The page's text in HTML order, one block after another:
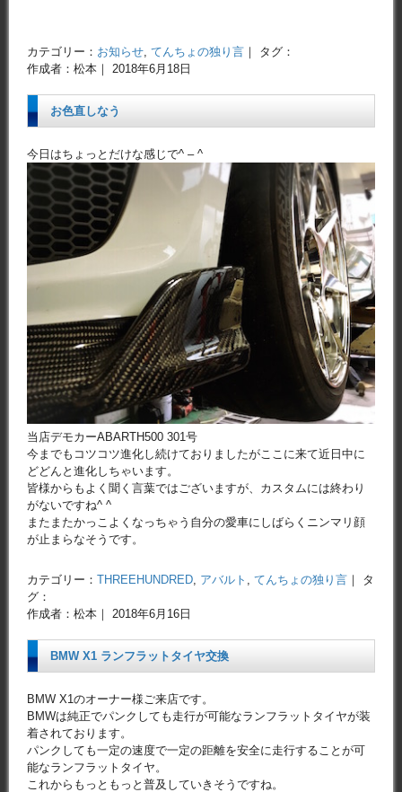
カテゴリー： お知らせ てんちょの独り言 ｜ タグ：
作成者：松本｜ 2018年6月18日
お色直しなう
今日はちょっとだけな感じで^ – ^
当店デモカーABARTH500 301号
今までもコツコツ進化し続けておりましたがここに来て近日中に
どどんと進化しちゃいます。
皆様からもよく聞く言葉ではございますが、カスタムには終わり
がないですね^ ^
またまたかっこよくなっちゃう自分の愛車にしばらくニンマリ顔
が止まらなそうです。
カテゴリー： THREEHUNDRED アバルト てんちょの独り言 ｜ タ
グ：
作成者：松本｜ 2018年6月16日
BMW X1 ランフラットタイヤ交換
BMW X1のオーナー様ご来店です。
BMWは純正でパンクしても走行が可能なランフラットタイヤが装
着されております。
パンクしても一定の速度で一定の距離を安全に走行することが可
能なランフラットタイヤ。
これからもっともっと普及していきそうですね。